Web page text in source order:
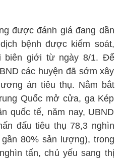
được đánh giá đang dần
bệnh được kiểm soát,
biên giới từ ngày 8/1. Để
các huyện đã sớm xây
án tiêu thụ. Nắm bắt
Quốc mở cửa, ga Kép
quốc tế, năm nay, UBND
đấu tiêu thụ 78,3 nghìn
80% sản lượng), trong
tấn, chủ yếu sang thị